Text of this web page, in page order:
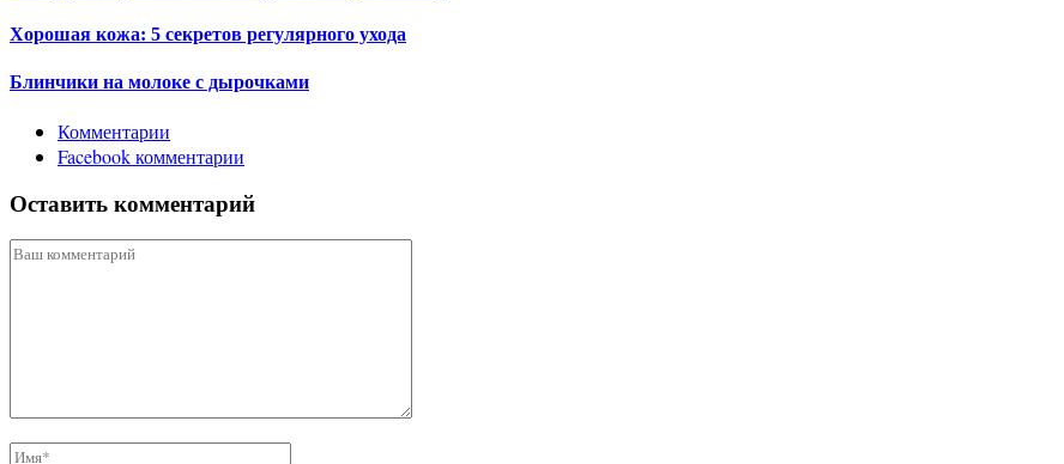
Хорошая кожа: 5 секретов регулярного ухода
Блинчики на молоке с дырочками
Комментарии
Facebook комментарии
Оставить комментарий